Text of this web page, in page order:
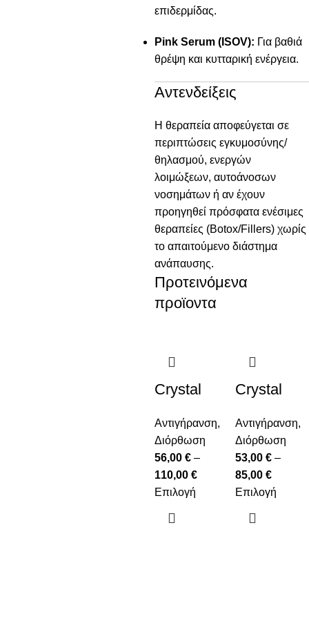
επιδερμίδας.
Pink Serum (ISOV): Για βαθιά
θρέψη και κυτταρική ενέργεια.
Αντενδείξεις
Η θεραπεία αποφεύγεται σε
περιπτώσεις εγκυμοσύνης/
θηλασμού, ενεργών
λοιμώξεων, αυτοάνοσων
νοσημάτων ή αν έχουν
προηγηθεί πρόσφατα ενέσιμες
θεραπείες (Botox/Fillers) χωρίς
το απαιτούμενο διάστημα
ανάπαυσης.
Προτεινόμενα
προϊοντα
Crystal
Αντιγήρανση,
Διόρθωση
56,00 € –
110,00 €
Επιλογή
Crystal
Ceramide
Eye
Αντιγήρανση,
Διόρθωση
53,00 € –
85,00 €
Επιλογή